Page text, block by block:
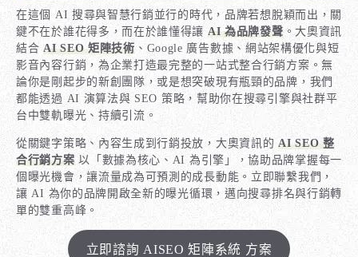
在這個 AI 搜尋與智慧行銷並行的時代，品牌若想脫穎而出，關
鍵不在於誰花得多，而在於誰懂得讓 AI 為品牌發聲。大奧資訊
結合AI SEO 矩陣技術、Google 廣告數據、網站架構優化與短
影音內容行銷，為企業打造最完整的一站式整合行銷方案。無
論你是剛起步的新創團隊，或是想突破現有瓶頸的品牌，我們
都能透過 AI 演算法與 SEO 策略，幫助你在搜尋引擎與社群平
台中雙軌曝光、持續引流。
從關鍵字策略、內容生成到行銷投放，大奧資訊的AI SEO 整
合行銷方案以「數據為核心、AI 為引擎」，協助品牌掌握每一
個曝光機會，讓流量成為可預測的成長動能。立即聯繫我們，
讓 AI 為你的品牌開啟全新的曝光循環，邁向搜尋排名與行銷轉
單的雙重高峰。
立即諮詢 AISEO 矩陣系統 方案